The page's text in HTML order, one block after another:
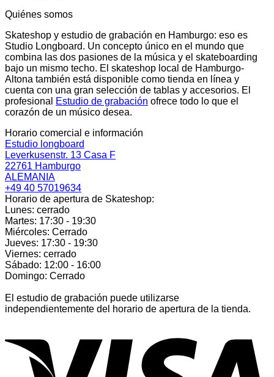
Quiénes somos
Skateshop y estudio de grabación en Hamburgo: eso es
Studio Longboard. Un concepto único en el mundo que
combina las dos pasiones de la música y el skateboarding
bajo un mismo techo. El skateshop local de Hamburgo-
Altona también está disponible como tienda en línea y
cuenta con una gran selección de tablas y accesorios. El
profesional Estudio de grabación ofrece todo lo que el
corazón de un músico desea.
Horario comercial e información
Estudio longboard
Leverkusenstr. 13 Casa F
22761 Hamburgo
ALEMANIA
+49 40 57019634
Horario de apertura de Skateshop:
Lunes: cerrado
Martes: 17:30 - 19:30
Miércoles: Cerrado
Jueves: 17:30 - 19:30
Viernes: cerrado
Sábado: 12:00 - 16:00
Domingo: Cerrado
El estudio de grabación puede utilizarse
independientemente del horario de apertura de la tienda.